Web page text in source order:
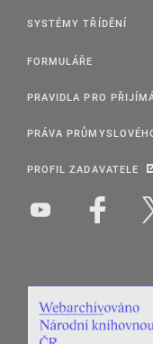
SYSTÉMY TŘÍDĚNÍ
FORMULÁŘE
PRAVIDLA PRO
PRÁVA
PROFIL ZADAVATELE